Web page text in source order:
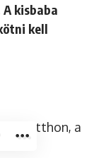
kisbaba
kell
csak otthon, a